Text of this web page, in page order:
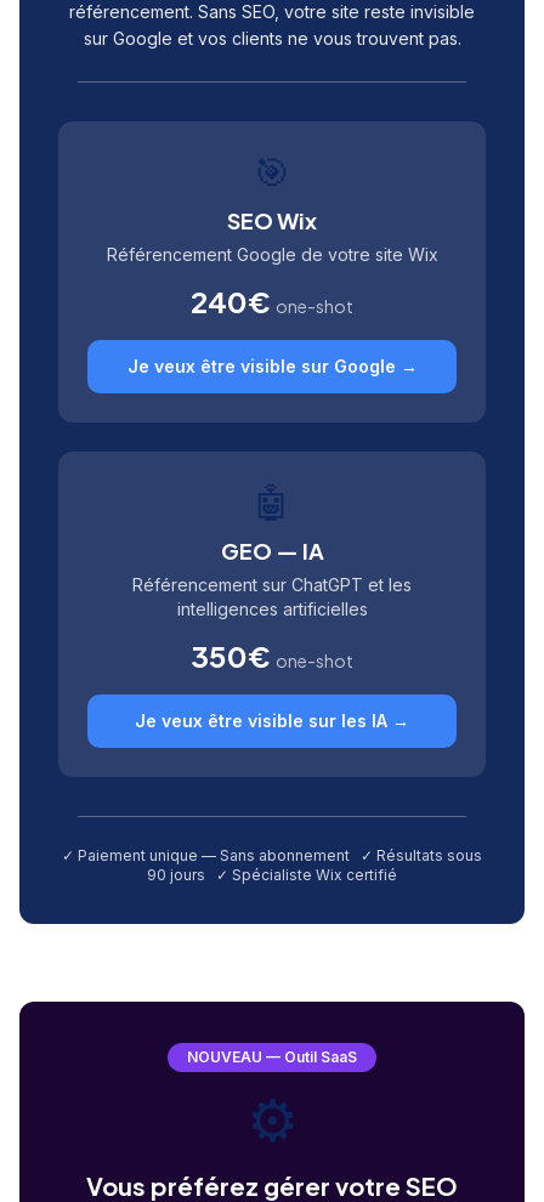
référencement. Sans SEO, votre site reste invisible
sur Google et vos clients ne vous trouvent pas.
🎯
SEO Wix
Référencement Google de votre site Wix
240€ one-shot
Je veux être visible sur Google →
🤖
GEO — IA
Référencement sur ChatGPT et les
intelligences artificielles
350€ one-shot
Je veux être visible sur les IA →
✓ Paiement unique — Sans abonnement ✓ Résultats sous
90 jours ✓ Spécialiste Wix certifié
NOUVEAU — Outil SaaS
⚙️
Vous préférez gérer votre SEO